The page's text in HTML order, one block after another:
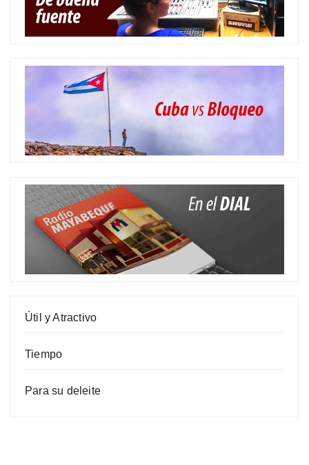
Útil y Atractivo
Tiempo
Para su deleite